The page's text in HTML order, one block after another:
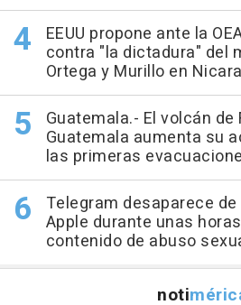
EEUU propone ante la
contra "la dictadura" del
Ortega y Murillo en
Guatemala.- El volcán de
Guatemala aumenta su
las primeras
Telegram desaparece
Apple durante unas
contenido de abuso
noti